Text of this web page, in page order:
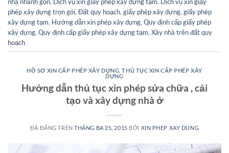
phép xây dựng trọn gói, Đất quy hoạch, giấy phép xây dựng, giấy phép
xây dựng tạm, Hướng dẫn xin phép xây dựng, Quy định cấp giấy phép
xây dựng, Quy định cấp giấy phép xây dựng tạm, Xây nhà trên đất quy
hoạch
HỒ SƠ XIN CẤP PHÉP XÂY DỰNG ,THỦ TỤC XIN CẤP PHÉP XÂY
DỰNG
Hướng dẫn thủ tục xin phép sửa chữa , cải
tạo và xây dựng nhà ở
ĐÃ ĐĂNG TRÊNTHÁNG BA 25, 2015 BỞI XIN PHEP XAY DUNG